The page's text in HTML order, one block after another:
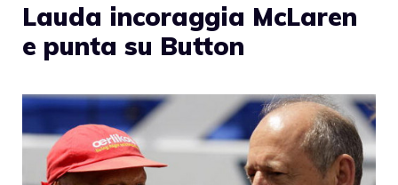
Lauda incoraggia McLaren
e punta su Button